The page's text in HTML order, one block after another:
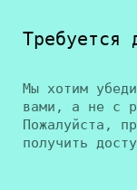
Требуется
Мы хотим
вами, а не с
Пожалуйста,
получить